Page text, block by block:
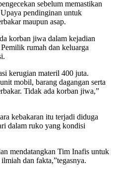
sebelum memastikan
pendinginan untuk
maupun asap.
korban jiwa dalam kejadian
rumah dan keluarga
kerugian materil 400 juta.
mobil, barang dagangan serta
Tidak ada korban jiwa,”
kebakaran itu terjadi diduga
dalam ruko yang kondisi
mendatangkan Tim Inafis untuk
dan fakta,”tegasnya.